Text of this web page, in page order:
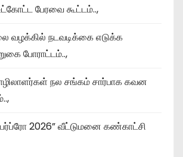
பேரவை கூட்டம்..,
நடவடிக்கை எடுக்க
போராட்டம்..,
நல சங்கம் சார்பாக கவன
2026” வீட்டுமனை கண்காட்சி